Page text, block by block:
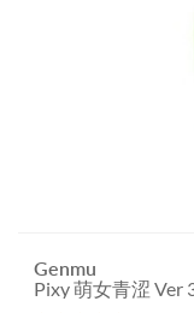
Genmu
Pixy 萌女青涩 Ver